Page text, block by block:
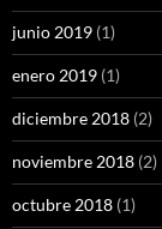
junio 2019 (1)
enero 2019 (1)
diciembre 2018 (2)
noviembre 2018 (2)
octubre 2018 (1)